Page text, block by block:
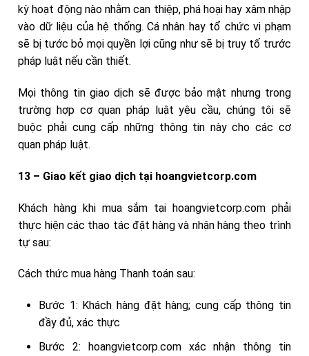
kỳ hoạt động nào nhằm can thiệp, phá hoại hay xâm nhập
vào dữ liệu của hệ thống. Cá nhân hay tổ chức vi phạm
sẽ bị tước bỏ mọi quyền lợi cũng như sẽ bị truy tố trước
pháp luật nếu cần thiết.
Mọi thông tin giao dịch sẽ được bảo mật nhưng trong
trường hợp cơ quan pháp luật yêu cầu, chúng tôi sẽ
buộc phải cung cấp những thông tin này cho các cơ
quan pháp luật.
13 – Giao kết giao dịch tại hoangvietcorp.com
Khách hàng khi mua sắm tại hoangvietcorp.com phải
thực hiện các thao tác đặt hàng và nhận hàng theo trình
tự sau:
Cách thức mua hàng Thanh toán sau:
Bước 1: Khách hàng đặt hàng; cung cấp thông tin
đầy đủ, xác thực
Bước 2: hoangvietcorp.com xác nhận thông tin